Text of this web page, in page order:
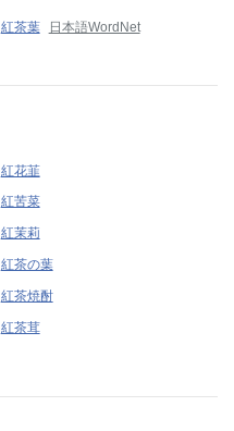
紅茶葉 日本語WordNet
紅花韮
紅苦菜
紅茉莉
紅茶の葉
紅茶焼酎
紅茶茸